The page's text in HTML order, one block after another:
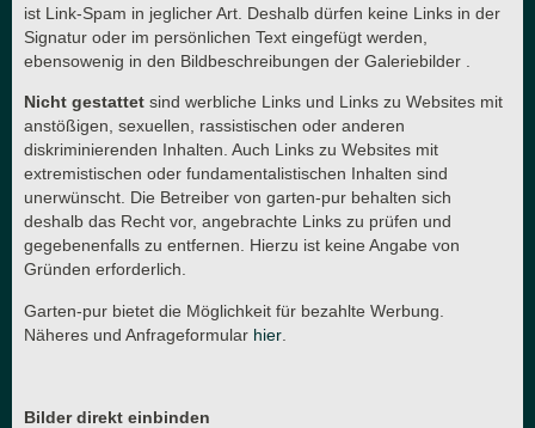
ist Link-Spam in jeglicher Art. Deshalb dürfen keine Links in der
Signatur oder im persönlichen Text eingefügt werden,
ebensowenig in den Bildbeschreibungen der Galeriebilder .
Nicht gestattet sind werbliche Links und Links zu Websites mit
anstößigen, sexuellen, rassistischen oder anderen
diskriminierenden Inhalten. Auch Links zu Websites mit
extremistischen oder fundamentalistischen Inhalten sind
unerwünscht. Die Betreiber von garten-pur behalten sich
deshalb das Recht vor, angebrachte Links zu prüfen und
gegebenenfalls zu entfernen. Hierzu ist keine Angabe von
Gründen erforderlich.
Garten-pur bietet die Möglichkeit für bezahlte Werbung.
Näheres und Anfrageformular hier
Bilder direkt einbinden